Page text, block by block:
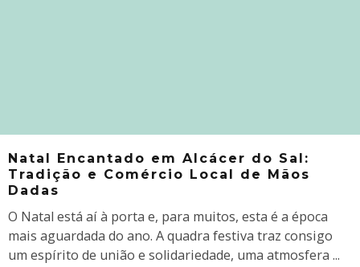
Natal Encantado em Alcácer do Sal:
Tradição e Comércio Local de Mãos
Dadas
O Natal está aí à porta e, para muitos, esta é a época
mais aguardada do ano. A quadra festiva traz consigo
um espírito de união e solidariedade, uma atmosfera ...